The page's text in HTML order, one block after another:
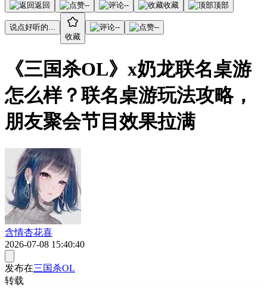
返回 -- -- 收藏 顶部
说点好听的...
收藏
-- --
《三国杀OL》x奶龙联名桌游
怎么样？联名桌游玩法攻略，
朋友聚会节目效果拉满
含情杏花喜
2026-07-08 15:40:40
发布在三国杀OL
转载